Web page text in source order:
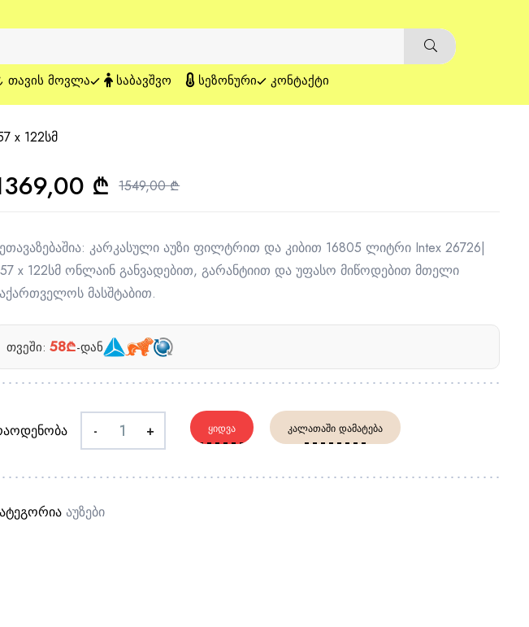
ᲗᲐᲕᲘᲡ ᲛᲝᲕᲚᲐ ᲡᲐᲑᲐᲕᲨᲕᲝ ᲡᲔᲖᲝᲜᲣᲠᲘ ᲙᲝᲜᲢᲐᲥᲢᲘ
x 122სმ
1549,00₾
₾
კარკასული აუზი ფილტრით და კიბით 16805 ლიტრი Intex 26726|
x 122სმ ონლაინ განვადებით, გარანტიით და უფასო მიწოდებით მთელი
მასშტაბით.
თვეში: 58₾-დან
- + ᲧᲘᲓᲕᲐ ᲙᲐᲚᲐᲗᲐᲨᲘ ᲓᲐᲛᲐᲢᲔᲑᲐ
Აუზები